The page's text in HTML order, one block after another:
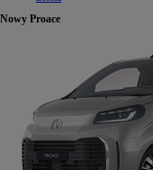
Nowy Proace